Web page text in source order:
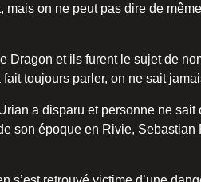
on ne peut pas dire de
Dragon et ils furent le sujet de
toujours parler, on ne sait
a disparu et personne ne
son époque en Rivie,